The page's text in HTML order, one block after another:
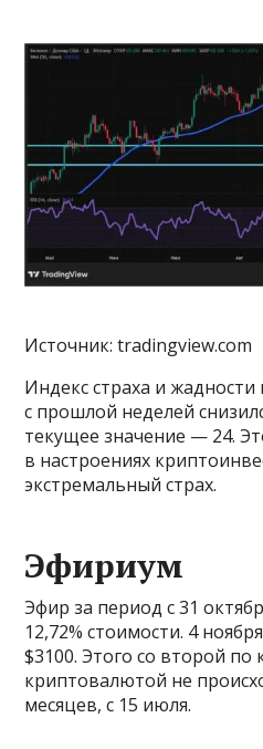
Источник: tradingview.com
Индекс страха и
с прошлой неделей
текущее значение — 24.
в настроениях
экстремальный страх.
Эфириум
Эфир за период с 31
12,72% стоимости. 4
$3100. Этого со второй по
криптовалютой не
месяцев, с 15 июля.